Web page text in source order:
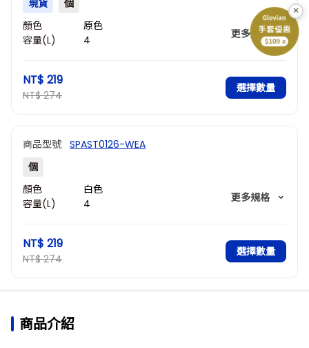
現貨
個
顏色
原色
容量(L)
4
更多規格
NT$ 219
NT$ 274
選擇數量
商品型號 SPAST0126-WEA
個
顏色
白色
容量(L)
4
更多規格
NT$ 219
NT$ 274
選擇數量
商品介紹
×